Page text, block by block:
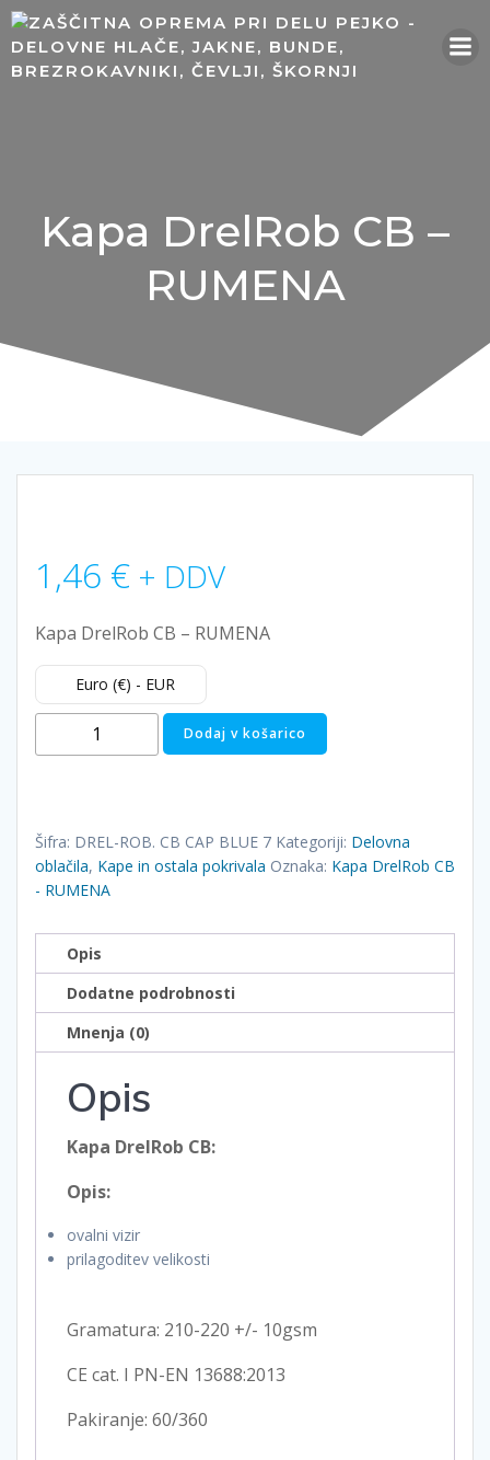
Skip
to
content
Kapa DrelRob CB –
RUMENA
1,46 € + DDV
Kapa DrelRob CB – RUMENA
Euro (€) - EUR
DrelRob
RUMENA
količina
Dodaj v košarico
Šifra: DREL-ROB. CB CAP BLUE 7 Kategoriji: Delovna
oblačila, Kape in ostala pokrivala Oznaka: Kapa DrelRob CB
- RUMENA
Opis
Dodatne podrobnosti
Mnenja (0)
Opis
Kapa DrelRob CB:
Opis:
ovalni vizir
prilagoditev velikosti
Gramatura: 210-220 +/- 10gsm
CE cat. I PN-EN 13688:2013
Pakiranje: 60/360